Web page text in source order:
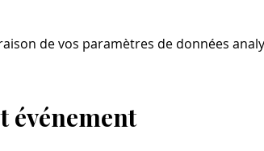
de vos paramètres de données
événement